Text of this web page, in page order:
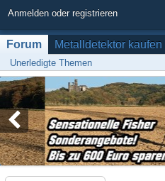
Anmelden oder registrieren
Forum Metalldetektor kaufen
Unerledigte Themen